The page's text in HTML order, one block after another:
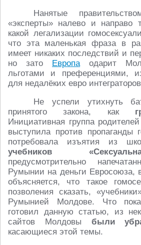
Нанятые
«эксперты» налево и направо
какой легализации
что эта маленькая фраза в
имеет никаких последствий и
но зато Европаодарит
льготами и преференциями,
для недалёких евро
Не успели утихнуть
принятого закона, как
Инициативная группа
выступила против пропаганды
потребовала изъятия из
учебников
предусмотрительно
Румынии на деньги Евросоюза,
объясняется, что такое
позволения сказать,
Румынией Молдове. Что
готовил данную статью, из
сайтов Молдовы были
касающиеся этой темы.